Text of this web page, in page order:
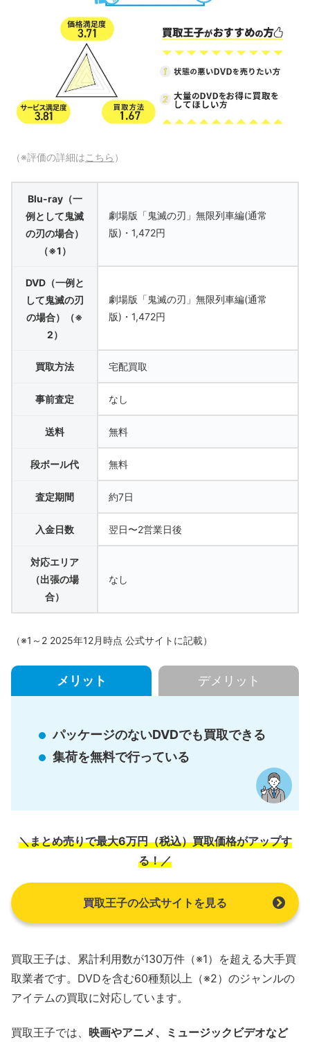
（※評価の詳細は こちら ）
Blu-ray（一
例として鬼滅
の刃の場合）
（※1）
劇場版「鬼滅の刃」無限列車編(通常
版)・1,472円
DVD（一例と
して鬼滅の刃
の場合）（※
2）
劇場版「鬼滅の刃」無限列車編(通常
版)・1,472円
買取方法 宅配買取
事前査定 なし
送料 無料
段ボール代 無料
査定期間 約7日
入金日数 翌日〜2営業日後
対応エリア
（出張の場
合）
なし
（※1～2 2025年12月時点 公式サイトに記載）
メリット デメリット
パッケージのないDVDでも買取できる
集荷を無料で行っている
＼まとめ売りで最大6万円（税込）買取価格がアップす
る！／
買取王子の公式サイトを見る
買取王子は、累計利用数が130万件（※1）を超える大手買
取業者です。DVDを含む60種類以上（※2）のジャンルの
アイテムの買取に対応しています。
買取王子では、 映画やアニメ、ミュージックビデオなど